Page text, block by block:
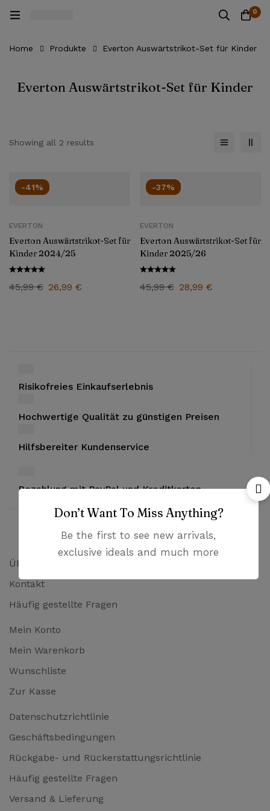
0
Home Produkte Everton Auswärtstrikot-Set für Kinder
Everton Auswärtstrikot-Set für Kinder
Showing all 2 results
-41%
EVERTON
Everton Auswärtstrikot-Set für
Kinder 2024/25
45,99€ 26,99 €
-37%
EVERTON
Everton Auswärtstrikot-Set für
Kinder 2025/26
45,99€ 28,99 €
Risikofreies Einkaufserlebnis
Hochwertige Qualität zu günstigen Preisen
Hilfsbereiter Kundenservice
Bezahlung mit PayPal und Kreditkarten
Über uns
Kontakt
Häufig gestellte Fragen
Mein Konto
Mein Warenkorb
Wunschliste
Zur Kasse
Datenschutzrichtlinie
Geschäftsbedingungen
Rückgabe- und Rückerstattungsrichtlinie
Häufig gestellte Fragen
Versand & Lieferung
Don’t Want To Miss Anything?
Be the first to see new arrivals,
exclusive ideals and much more